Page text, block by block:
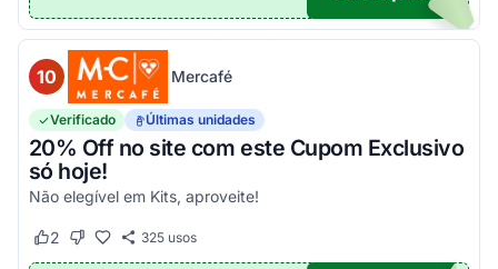
10 Mercafé
Verificado Últimas unidades
20% Off no site com este Cupom Exclusivo
só hoje!
Não elegível em Kits, aproveite!
Este cupom funcionou
2 Este cupom não funcionou
325usos